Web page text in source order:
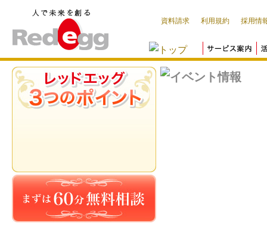
資料請求 利用規約 採用情